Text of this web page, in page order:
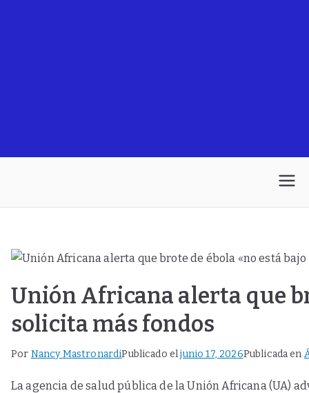
Unión Africana alerta que
solicita más fondos
Por Nancy MastronardiPublicado eljunio 17, 2026Publicada en
La agencia de salud pública de la Unión Africana (UA)